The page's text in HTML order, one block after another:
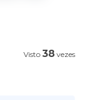
Visto 38 vezes